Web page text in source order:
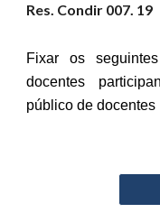
Res. Condir 007. 19
Fixar os
docentes
público de docentes